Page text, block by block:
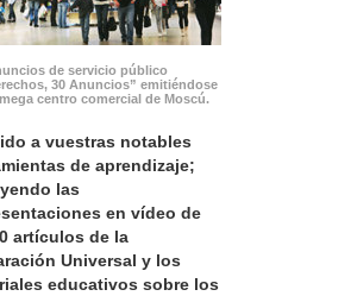
de servicio público
30 Anuncios” emitiéndose
centro comercial de Moscú.
a vuestras notables
de aprendizaje;
las
en vídeo de
artículos de la
Universal y los
educativos sobre los